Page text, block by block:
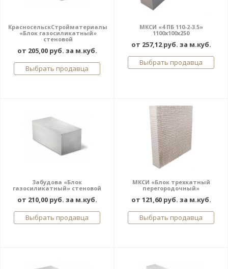
КрасносельскСтройматериалы
«Блок газосиликатный»
стеновой
от 205,00 руб. за м.куб.
Выбрать продавца
МКСИ «4 ПБ 110-2-3.5»
1100х100х250
от 257,12 руб. за м.куб.
Выбрать продавца
Забудова «Блок
газосиликатный» стеновой
от 210,00 руб. за м.куб.
Выбрать продавца
МКСИ «Блок трехкатный
перегородочный»
от 121,60 руб. за м.куб.
Выбрать продавца